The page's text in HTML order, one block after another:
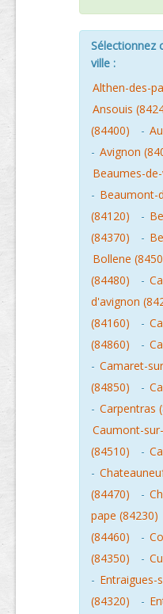
Sélectionnez
ville :
Althen-des-
Ansouis
(84400)
-
- Avignon
Beaumes-
- Beaumont-
(84120)
-
(84370)
-
Bollene
(84480)
-
d'avignon
(84160)
-
(84860)
-
- Camaret-
(84850)
-
- Carpentras
Caumont-
(84510)
-
-
(84470)
-
pape (84230)
(84460)
-
(84350)
-
- Entraigues-
(84320)
-